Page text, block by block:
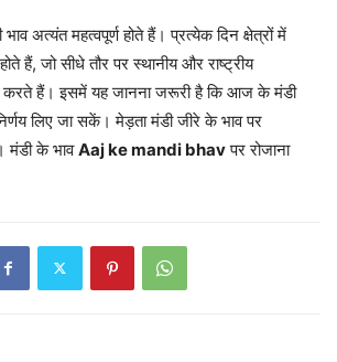
अत्यंत महत्वपूर्ण होते हैं। प्रत्येक दिन क्षेत्रों में
हैं, जो सीधे तौर पर स्थानीय और राष्ट्रीय
करते हैं। इसमें यह जानना जरूरी है कि आज के मंडी
लिए जा सकें। मेड़ता मंडी जीरे के भाव पर
मंडी के भावAaj ke mandi bhavपर रोजाना